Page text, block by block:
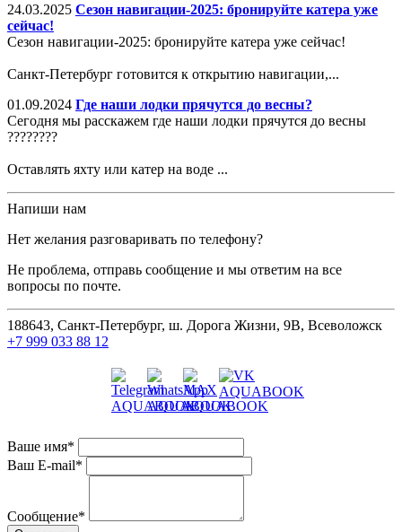
24.03.2025 Сезон навигации-2025: бронируйте катера уже
сейчас!
Сезон навигации-2025: бронируйте катера уже сейчас!
Санкт-Петербург готовится к открытию навигации,...
01.09.2024 Где наши лодки прячутся до весны?
Сегодня мы расскажем где наши лодки прячутся до весны
????????
Оставлять яхту или катер на воде ...
Напиши нам
Нет желания разговаривать по телефону?
Не проблема, отправь сообщение и мы ответим на все
вопросы по почте.
188643, Санкт-Петербург, ш. Дорога Жизни, 9В, Всеволожск
+7 999 033 88 12
Ваше имя*
Ваш E-mail*
Сообщение*